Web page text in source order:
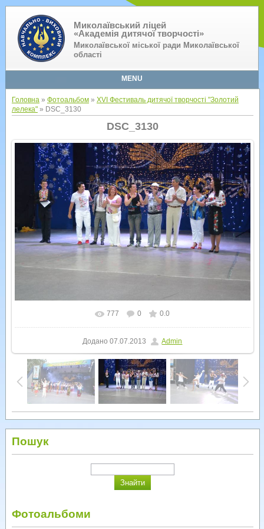
Миколаївський ліцей
«Академія дитячої творчості»
Миколаївської міської ради Миколаївської
області
MENU
Головна» Фотоальбом» XVI Фестиваль дитячої творчості "Золотий
лелека"» DSC_3130
DSC_3130
У реальному розмірі 1600x1066
777 0 0.0
Додано 07.07.2013 Admin
Пошук
Фотоальбоми